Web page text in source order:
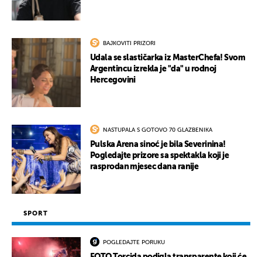
BAJKOVITI PRIZORI
Udala se slastičarka iz MasterChefa! Svom
Argentincu izrekla je "da" u rodnoj
Hercegovini
NASTUPALA S GOTOVO 70 GLAZBENIKA
Pulska Arena sinoć je bila Severinina!
Pogledajte prizore sa spektakla koji je
rasprodan mjesec dana ranije
SPORT
POGLEDAJTE PORUKU